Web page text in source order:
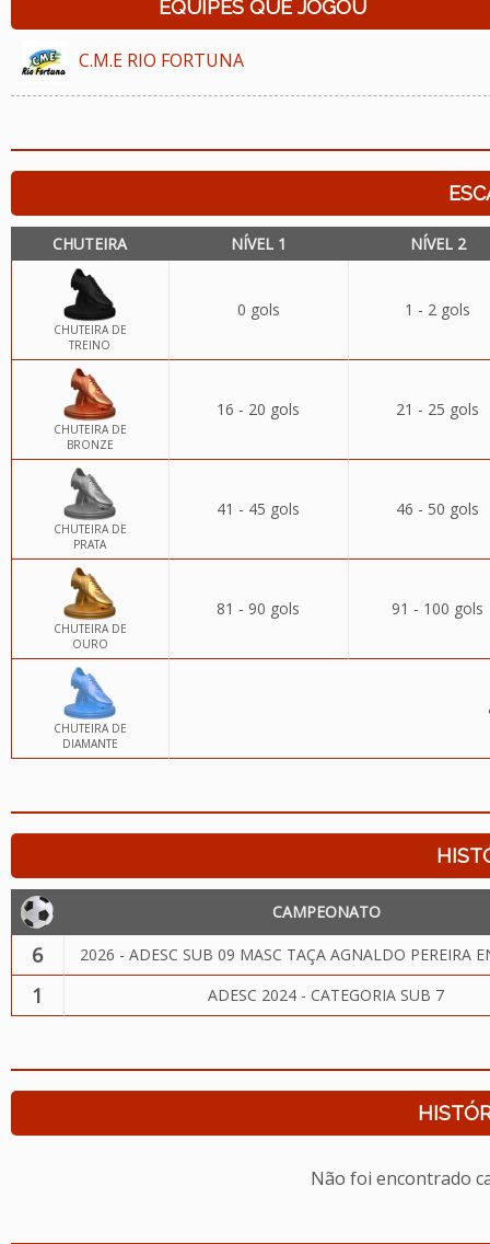
EQUIPES QUE JOGOU
C.M.E RIO FORTUNA
CHUTEIRA NÍVEL 1 NÍVEL 2
CHUTEIRA DE
TREINO
0 gols 1 - 2 gols
CHUTEIRA DE
BRONZE
16 - 20 gols 21 - 25 gols
CHUTEIRA DE
PRATA
41 - 45 gols 46 - 50 gols
CHUTEIRA DE
OURO
81 - 90 gols 91 - 100 gols
CHUTEIRA DE
DIAMANTE
CAMPEONATO
6 2026 - ADESC SUB 09 MASC TAÇA AGNALDO PEREIRA
1 ADESC 2024 - CATEGORIA SUB 7
Não foi encontrado